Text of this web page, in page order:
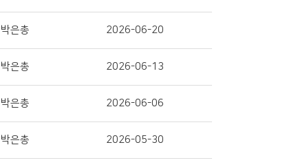
박은총 2026-06-20
박은총 2026-06-13
박은총 2026-06-06
박은총 2026-05-30